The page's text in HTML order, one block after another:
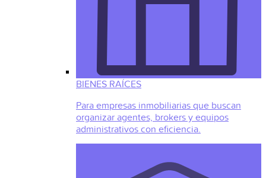
BIENES RAÍCES
Para empresas inmobiliarias que buscan
organizar agentes, brokers y equipos
administrativos con eficiencia.